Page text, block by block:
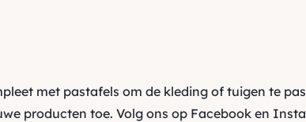
met pastafels om de kleding of tuigen te
producten toe. Volg ons op Facebook en